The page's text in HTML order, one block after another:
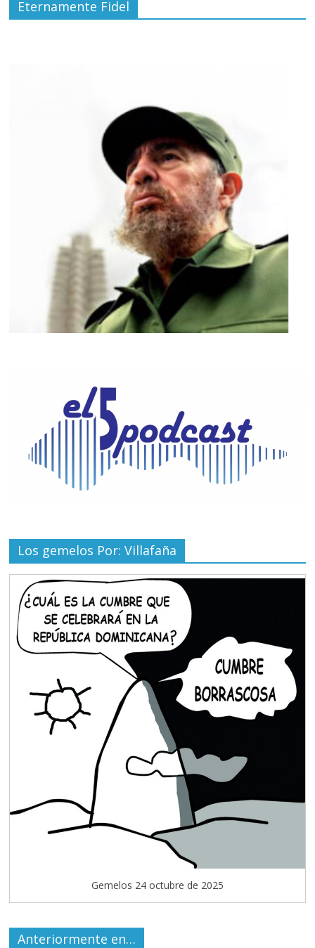
Eternamente Fidel
Los gemelos Por: Villafaña
Gemelos 24 octubre de 2025
Anteriormente en…